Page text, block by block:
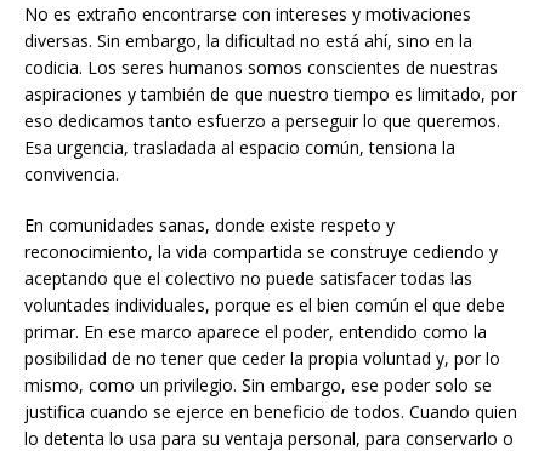
No es extraño encontrarse con intereses y motivaciones
diversas. Sin embargo, la dificultad no está ahí, sino en la
codicia. Los seres humanos somos conscientes de nuestras
aspiraciones y también de que nuestro tiempo es limitado, por
eso dedicamos tanto esfuerzo a perseguir lo que queremos.
Esa urgencia, trasladada al espacio común, tensiona la
convivencia.
En comunidades sanas, donde existe respeto y
reconocimiento, la vida compartida se construye cediendo y
aceptando que el colectivo no puede satisfacer todas las
voluntades individuales, porque es el bien común el que debe
primar. En ese marco aparece el poder, entendido como la
posibilidad de no tener que ceder la propia voluntad y, por lo
mismo, como un privilegio. Sin embargo, ese poder solo se
justifica cuando se ejerce en beneficio de todos. Cuando quien
lo detenta lo usa para su ventaja personal, para conservarlo o